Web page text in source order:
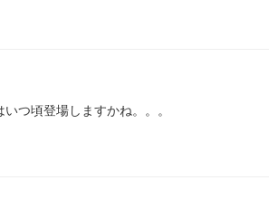
つ頃登場しますかね。。。